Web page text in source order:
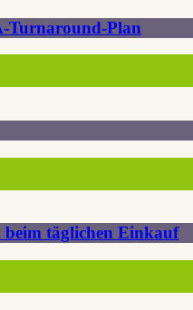
Turnaround-Plan
beim täglichen Einkauf